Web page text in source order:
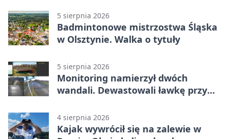
5 sierpnia 2026
Badmintonowe mistrzostwa Śląska
w Olsztynie. Walka o tytuły
5 sierpnia 2026
Monitoring namierzył dwóch
wandali. Dewastowali ławkę przy
4 sierpnia 2026
Kajak wywrócił się na zalewie w